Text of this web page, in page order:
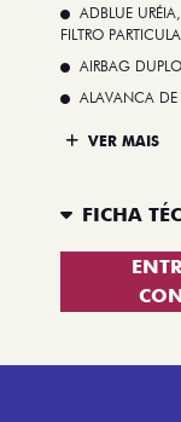
ADBLUE
FILTRO
AIRBAG
ALAVANCA
VER MAIS
FICHA